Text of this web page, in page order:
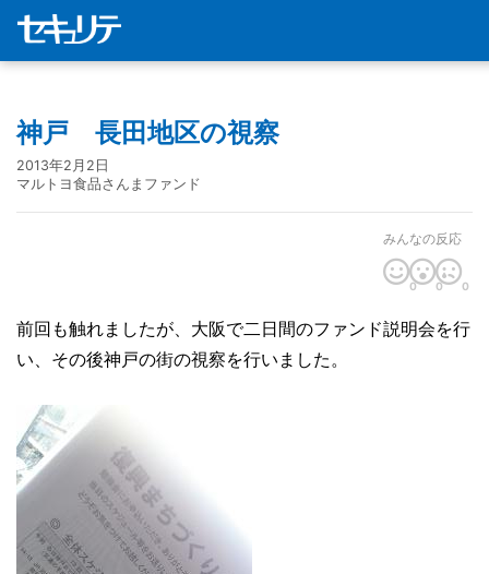
神戸 長田地区の視察
2013年2月2日
マルトヨ食品さんまファンド
みんなの反応
0 0 0
前回も触れましたが、大阪で二日間のファンド説明会を行
い、その後神戸の街の視察を行いました。